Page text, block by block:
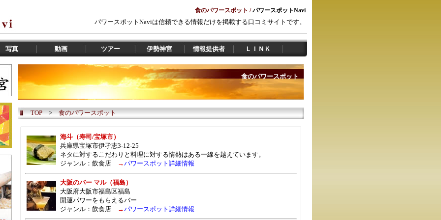
食のパワースポット /パワースポットNavi
パワースポットNaviは信頼できる情報だけを掲載する口コミサイトです。
写真 動画 ツアー 伊勢神宮 情報提供者 ＬＩＮＫ
食のパワースポット
TOP>食のパワースポット
海斗（寿司/宝塚市）
兵庫県宝塚市伊孑志3-12-25
ネタに対するこだわりと料理に対する情熱はある一線を越えています。
ジャンル： 飲食店→パワースポット詳細情報
大阪のバー マル（福島）
大阪府大阪市福島区福島
開運パワーをもらえるバー
ジャンル： 飲食店→パワースポット詳細情報